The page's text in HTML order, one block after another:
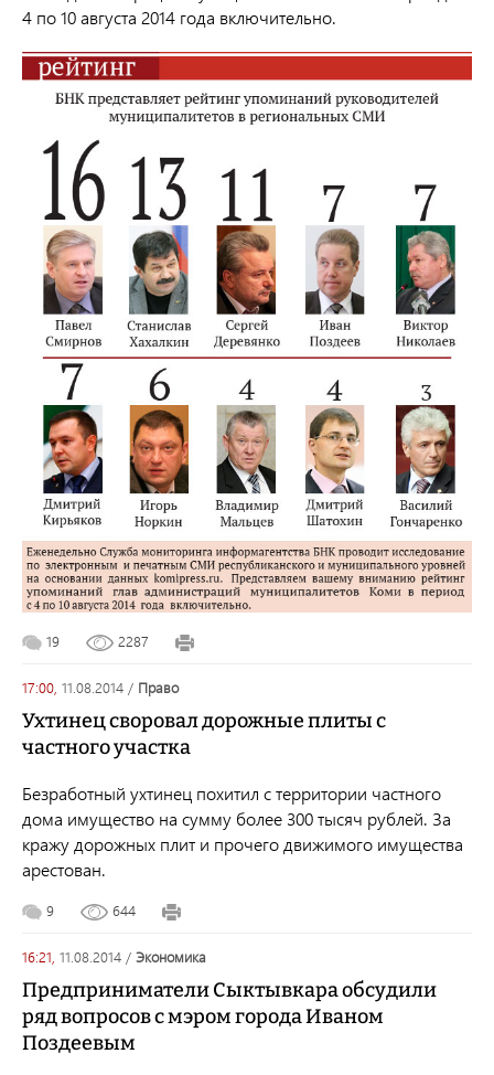
4 по 10 августа 2014 года включительно.
19 2287
17:00, 11.08.2014 / право
Ухтинец своровал дорожные плиты с
частного участка
Безработный ухтинец похитил с территории частного
дома имущество на сумму более 300 тысяч рублей. За
кражу дорожных плит и прочего движимого имущества
арестован.
9 644
16:21, 11.08.2014 / экономика
Предприниматели Сыктывкара обсудили
ряд вопросов с мэром города Иваном
Поздеевым